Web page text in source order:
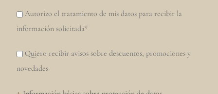
Autorizo el tratamiento de mis datos para recibir la
información solicitada*
Quiero recibir avisos sobre descuentos, promociones y
novedades